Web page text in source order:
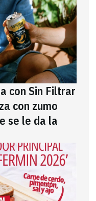
con Sin Filtrar
con zumo
se le da la